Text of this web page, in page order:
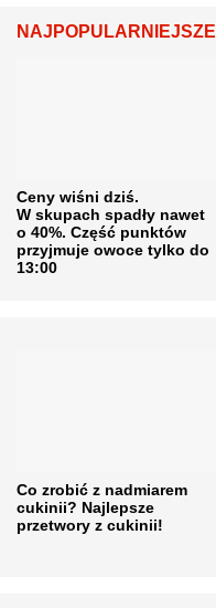
NAJPOPULARNIEJSZE
Ceny wiśni dziś.
W skupach spadły nawet
o 40%. Część punktów
przyjmuje owoce tylko do
13:00
Co zrobić z nadmiarem
cukinii? Najlepsze
przetwory z cukinii!